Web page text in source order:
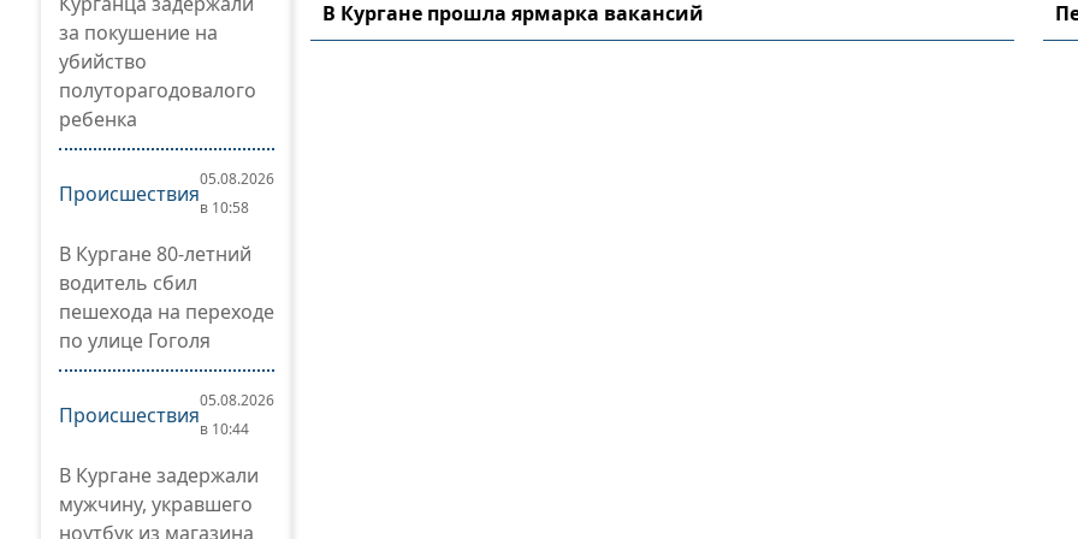
за покушение на
убийство
полуторагодовалого
ребенка
Происшествия
05.08.2026
в 10:58
В Кургане 80-летний
водитель сбил
пешехода на переходе
по улице Гоголя
Происшествия
05.08.2026
в 10:44
В Кургане задержали
мужчину, укравшего
ноутбук из магазина
В Кургане прошла ярмарка вакансий